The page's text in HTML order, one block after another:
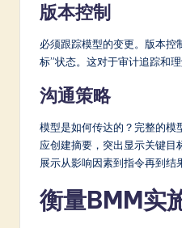
版本控制
必须跟踪模型的变更。版本控
标”状态。这对于审计追踪和
沟通策略
模型是如何传达的？完整的模
应创建摘要，突出显示关键目
展示从影响因素到指令再到结
衡量BMM实